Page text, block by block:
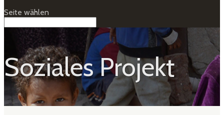
Seite wählen
Soziales Projekt